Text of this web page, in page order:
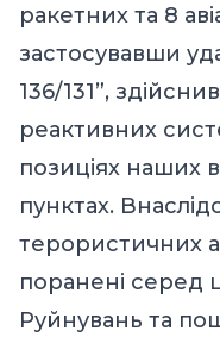
ракетних та 8
застосувавши
136/131”,
реактивних
позиціях наших
пунктах.
терористичних
поранені серед
Руйнувань та